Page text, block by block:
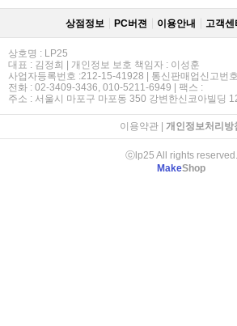
상점정보 PC버젼 이용안내 고객센
상호명 : LP25
대표 : 김정희 | 개인정보 보호 책임자 : 이성훈
사업자등록번호 :212-15-41928 | 통신판매업신고번
전화 : 02-3409-3436, 010-5211-6949 | 팩스 :
주소 : 서울시 마포구 마포동 350 강변한신코아빌딩
이용약관| 개인정보처리방
ⓒlp25 All rights reserved.
MakeShop